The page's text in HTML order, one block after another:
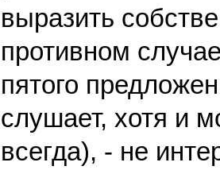
выразить
противном
пятого
слушает, хотя и
всегда), - не